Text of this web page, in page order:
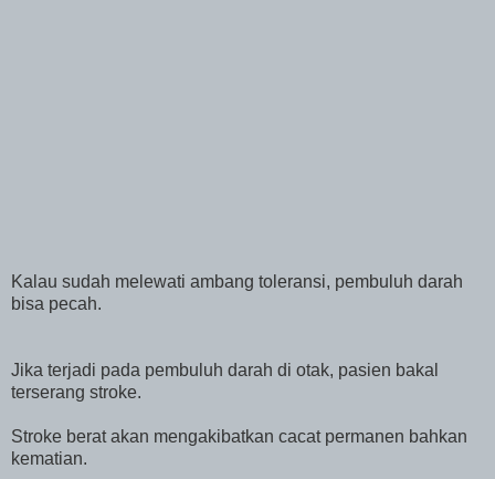
Kalau sudah melewati ambang toleransi, pembuluh darah
bisa pecah.
Jika terjadi pada pembuluh darah di otak, pasien bakal
terserang stroke.
Stroke berat akan mengakibatkan cacat permanen bahkan
kematian.